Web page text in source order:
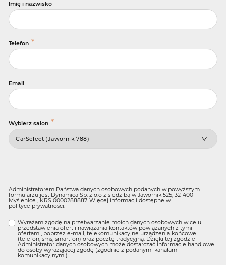
Imię i nazwisko
Telefon *
Email
Wybierz salon *
Administratorem Państwa danych osobowych podanych w powyższym
formularzu jest Dynamica Sp. z o.o z siedzibą w Jawornik 525, 32-400
Myślenice , KRS 0000288887. Więcej informacji dostępne w
polityce prywatności
Wyrażam zgodę na przetwarzanie moich danych osobowych w celu
przedstawienia ofert i nawiązania kontaktów powiązanych z tymi
ofertami, poprzez e-mail, telekomunikacyjne urządzenia końcowe
(telefon, sms, smartfon) oraz pocztę tradycyjną. Dzięki tej zgodzie
Administrator danych osobowych może dostarczać informacje handlowe
do osoby wyrażającej zgodę (zgodnie z podanymi kanałami
komunikacyjnymi).